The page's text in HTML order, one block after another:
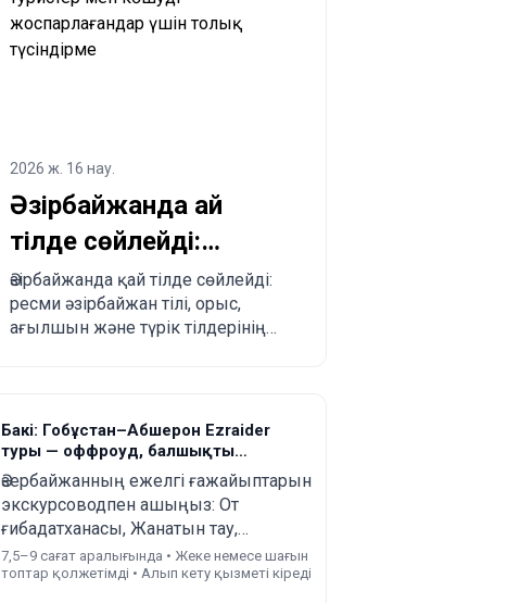
2026 ж. 16 нау.
Әзірбайжанда қай
тілде сөйлейді:
туристер мен көшуді
жоспарлағандар үшін
Әзірбайжанда қай тілде сөйлейді:
ресми әзірбайжан тілі, орыс,
ағылшын және түрік тілдерінің
кеңестер.
Бакі: Гобұстан–Абшерон Ezraider
туры — оффроуд, балшықты
жанартаулар, түскі ас және кіру
билеттері кіреді
Әзербайжанның ежелгі ғажайыптарын
экскурсоводпен ашыңыз: От
ғибадатханасы, Жанатын тау,
Бибихейбат мешіті, балшықты
жанартаулар мен Гобустан саябағы.
7,5–9 сағат аралығында • Жеке немесе шағын
топтар қолжетімді • Алып кету қызметі кіреді